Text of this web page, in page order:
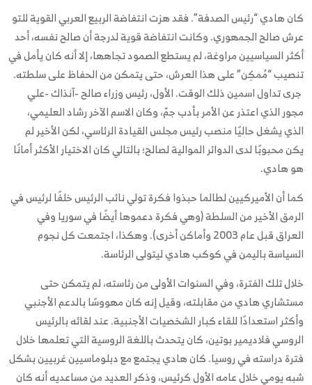
كان هادي “رئيس الصدفة”. فقد هزت انتفاضة الربيع العربي القوية للتو
عرش صالح الجمهوري. وكانت انتفاضة قوية لدرجة أن صالح نفسه، أحد
أكثر السياسيين مراوغة، لم يستطع الصمود تجاهها، إلا أنه كان يأمل في
تنصيب “مُمكِن” على هذا العرش، حتى يتمكن من الحفاظ على سلطته.
جرى تداول اسمين ذلك الوقت. الأول، رئيس وزراء صالح -آنذاك -علي
مجور الذي اعتذر عن الأمر بأدب جمّ، وكان الاسم الآخر رشاد العليمي،
الذي يشغل حاليًا منصب رئيس مجلس القيادة الرئاسي، لكن الأخير لم
يكن محبوبًا لدى الدوائر الموالية لصالح؛ بالتالي كان الاختيار الأكثر أمانًا
هو هادي.
كما أن الأميركيين لطالما حبذوا فكرة تولي نائب الرئيس خلفًا لرئيس في
الرمق الأخير من السلطة (وهي فكرة دعموها أيضًا في سوريا وفي
العراق قبل عام 2003 وأماكن أخرى). وهكذا، اجتمعت كل نجوم
السياسة باليمن في كوكب هادي ليتولى الرئاسة.
خلال تلك الفترة، وفي السنوات الأولى من رئاسته، لم يتمكن حتى
مستشاري هادي من مقابلته، وقيل إنه كان مهووسًا بالدعم الأجنبي
وأكثر استعدادًا للقاء كبار الشخصيات الأجنبية. عند لقائه بالرئيس
الروسي فلاديمير بوتين، كان يتحدث باللغة الروسية التي تعلمها خلال
فترة دراسته في روسيا. كان هادي يجتمع مع دبلوماسيين غربيين بشكل
شبه يومي خلال عامه الأول كرئيس، وذكر العديد من مساعديه أنه كان